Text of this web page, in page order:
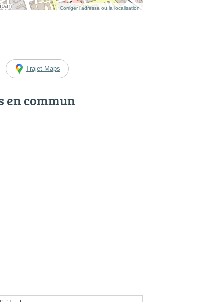
Corriger l’adresse ou la localisation
Trajet Maps
en commun